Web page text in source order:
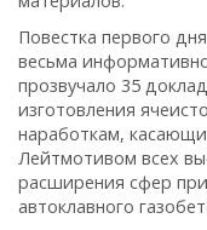
Повестка первого
весьма
прозвучало 35
изготовления
наработкам,
Лейтмотивом всех
расширения сфер
автоклавного